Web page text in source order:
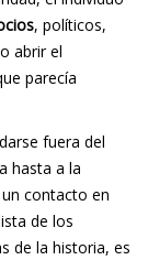
, políticos,
abrir el
parecía
fuera del
hasta a la
contacto en
de los
de la historia, es